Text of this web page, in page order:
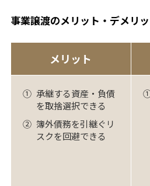
事業譲渡のメリット・デメリ
メリット
① 承継する資産・負債
を取捨選択できる
② 簿外債務を引継ぐリ
スクを回避できる